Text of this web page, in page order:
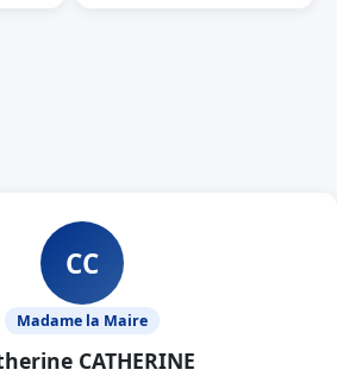
CC
Madame la Maire
CATHERINE